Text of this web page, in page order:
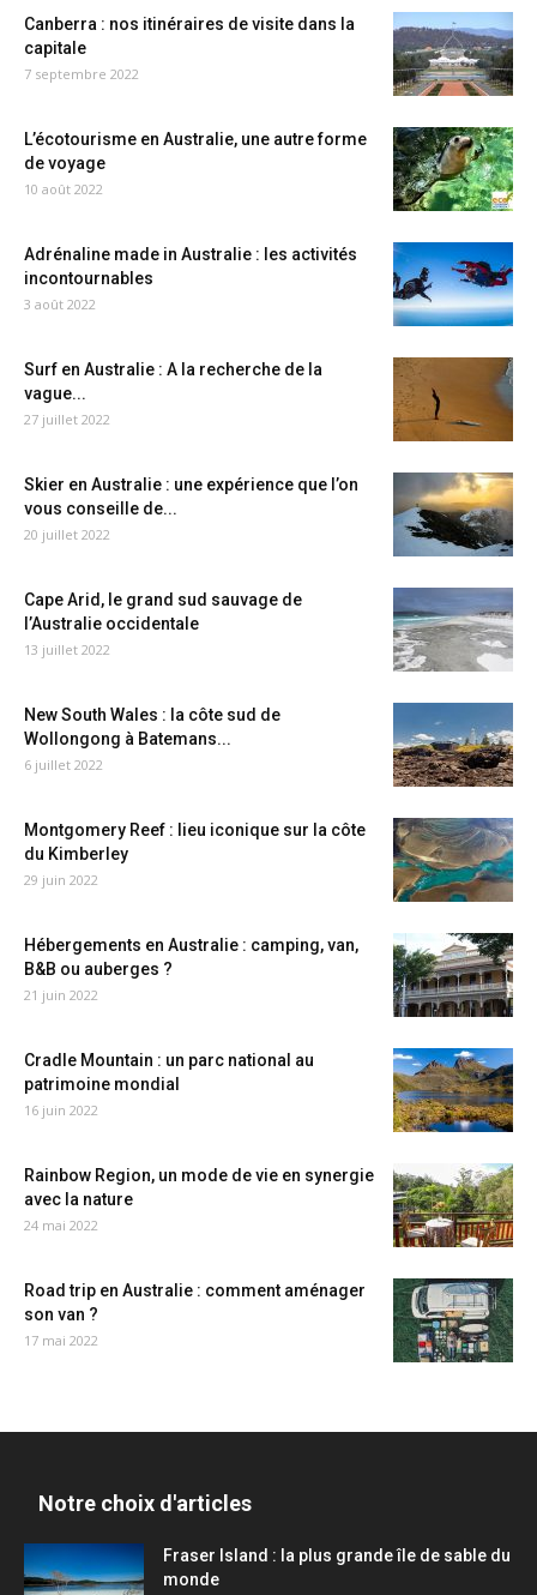
Canberra : nos itinéraires de visite dans la
capitale
7 septembre 2022
L’écotourisme en Australie, une autre forme
de voyage
10 août 2022
Adrénaline made in Australie : les activités
incontournables
3 août 2022
Surf en Australie : A la recherche de la
vague...
27 juillet 2022
Skier en Australie : une expérience que l’on
vous conseille de...
20 juillet 2022
Cape Arid, le grand sud sauvage de
l’Australie occidentale
13 juillet 2022
New South Wales : la côte sud de
Wollongong à Batemans...
6 juillet 2022
Montgomery Reef : lieu iconique sur la côte
du Kimberley
29 juin 2022
Hébergements en Australie : camping, van,
B&B ou auberges ?
21 juin 2022
Cradle Mountain : un parc national au
patrimoine mondial
16 juin 2022
Rainbow Region, un mode de vie en synergie
avec la nature
24 mai 2022
Road trip en Australie : comment aménager
son van ?
17 mai 2022
Notre choix d'articles
Fraser Island : la plus grande île de sable du
monde